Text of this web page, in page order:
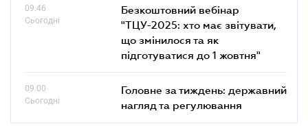
09.46
Сьогодні
Безкоштовний вебінар
"ТЦУ-2025: хто має звітувати,
що змінилося та як
підготуватися до 1 жовтня"
09.00
Сьогодні
Головне за тиждень: державний
нагляд та регулювання